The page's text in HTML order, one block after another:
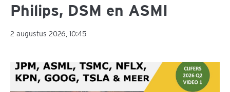
Philips, DSM en ASMI
2 augustus 2026, 10:45